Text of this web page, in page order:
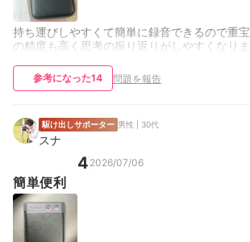
持ち運びしやすくて簡単に録音できるので重
の精度も高く思考の振り返りがしやすくなり
参考になった14 問題を報告
駆け出しサポーター 男性 | 30代
スナ
4 2026/07/06
簡単便利